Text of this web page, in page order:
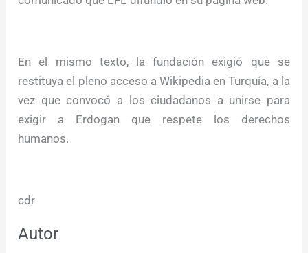
En el mismo texto, la fundación exigió que se
restituya el pleno acceso a Wikipedia en Turquía, a la
vez que convocó a los ciudadanos a unirse para
exigir a Erdogan que respete los derechos
humanos.
cdr
Autor